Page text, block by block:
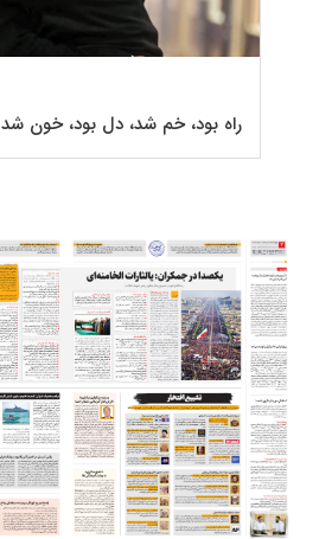
راه بود، خم شد، دل بود، خون شد